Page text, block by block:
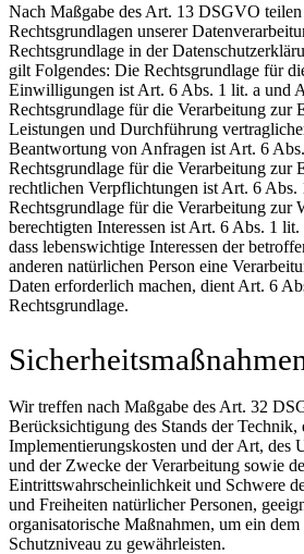
Nach Maßgabe des Art. 13 DSGVO
Rechtsgrundlagen unserer
Rechtsgrundlage in der
gilt Folgendes: Die Rechtsgrundlage für
Einwilligungen ist Art. 6 Abs. 1 lit. a und
Rechtsgrundlage für die Verarbeitung zur
Leistungen und Durchführung
Beantwortung von Anfragen ist Art. 6
Rechtsgrundlage für die Verarbeitung zur
rechtlichen Verpflichtungen ist Art. 6
Rechtsgrundlage für die Verarbeitung zur
berechtigten Interessen ist Art. 6 Abs. 1
dass lebenswichtige Interessen der
anderen natürlichen Person eine
Daten erforderlich machen, dient Art. 6
Rechtsgrundlage.
Wir treffen nach Maßgabe des Art. 32
Berücksichtigung des Stands der Technik,
Implementierungskosten und der Art, des
und der Zwecke der Verarbeitung sowie
Eintrittswahrscheinlichkeit und Schwere
und Freiheiten natürlicher Personen,
organisatorische Maßnahmen, um ein dem
Schutzniveau zu gewährleisten.